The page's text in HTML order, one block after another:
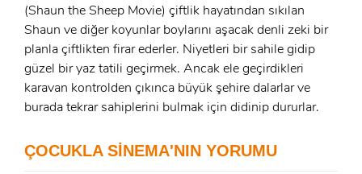
GIRIŞ YAP
E-Posta:
x
ÜYE OL
(Shaun the Sheep Movie) çiftlik hayatından sıkılan
Shaun ve diğer koyunlar boylarını aşacak denli zeki bir
planla çiftlikten firar ederler. Niyetleri bir sahile gidip
güzel bir yaz tatili geçirmek. Ancak ele geçirdikleri
karavan kontrolden çıkınca büyük şehire dalarlar ve
burada tekrar sahiplerini bulmak için didinip dururlar.
ÇOCUKLA SİNEMA'NIN YORUMU